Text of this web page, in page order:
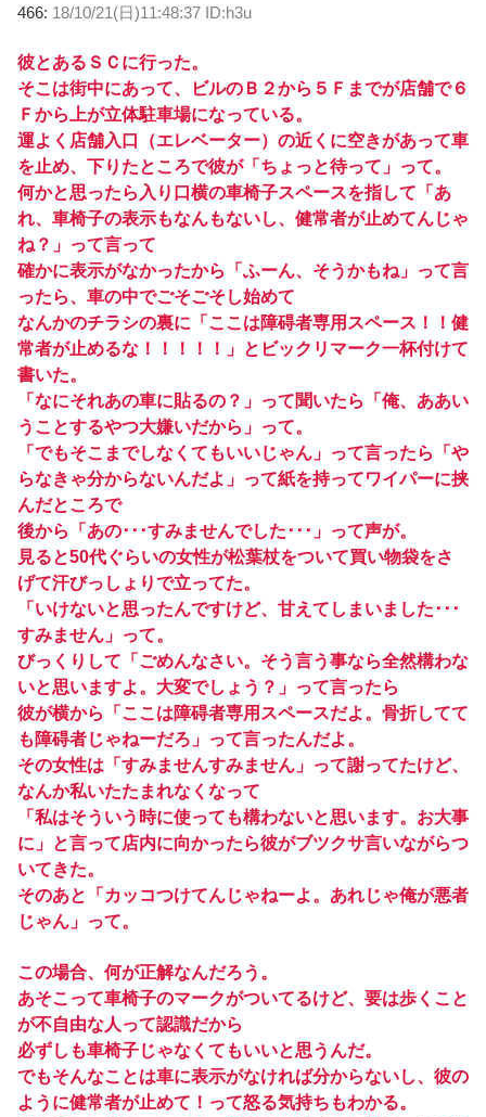
466: 18/10/21(日)11:48:37 ID:h3u
彼とあるＳＣに行った。
そこは街中にあって、ビルのＢ２から５Ｆまでが店舗で６
Ｆから上が立体駐車場になっている。
運よく店舗入口（エレベーター）の近くに空きがあって車
を止め、下りたところで彼が「ちょっと待って」って。
何かと思ったら入り口横の車椅子スペースを指して「あ
れ、車椅子の表示もなんもないし、健常者が止めてんじゃ
ね？」って言って
確かに表示がなかったから「ふーん、そうかもね」って言
ったら、車の中でごそごそし始めて
なんかのチラシの裏に「ここは障碍者専用スペース！！健
常者が止めるな！！！！！」とビックリマーク一杯付けて
書いた。
「なにそれあの車に貼るの？」って聞いたら「俺、ああい
うことするやつ大嫌いだから」って。
「でもそこまでしなくてもいいじゃん」って言ったら「や
らなきゃ分からないんだよ」って紙を持ってワイパーに挟
んだところで
後から「あの･･･すみませんでした･･･」って声が。
見ると50代ぐらいの女性が松葉杖をついて買い物袋をさ
げて汗びっしょりで立ってた。
「いけないと思ったんですけど、甘えてしまいました･･･
すみません」って。
びっくりして「ごめんなさい。そう言う事なら全然構わな
いと思いますよ。大変でしょう？」って言ったら
彼が横から「ここは障碍者専用スペースだよ。骨折してて
も障碍者じゃねーだろ」って言ったんだよ。
その女性は「すみませんすみません」って謝ってたけど、
なんか私いたたまれなくなって
「私はそういう時に使っても構わないと思います。お大事
に」と言って店内に向かったら彼がブツクサ言いながらつ
いてきた。
そのあと「カッコつけてんじゃねーよ。あれじゃ俺が悪者
じゃん」って。
この場合、何が正解なんだろう。
あそこって車椅子のマークがついてるけど、要は歩くこと
が不自由な人って認識だから
必ずしも車椅子じゃなくてもいいと思うんだ。
でもそんなことは車に表示がなければ分からないし、彼の
ように健常者が止めて！って怒る気持ちもわかる。